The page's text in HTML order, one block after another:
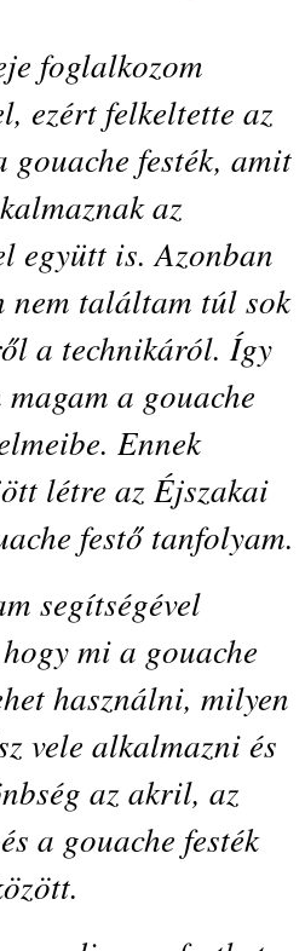
foglalkozom
ezért felkeltette az
gouache festék, amit
az
együtt is. Azonban
nem találtam túl sok
a technikáról. Így
a gouache
Ennek
létre az Éjszakai
festő tanfolyam.
segítségével
mi a gouache
használni, milyen
vele alkalmazni és
az akril, az
a gouache festék